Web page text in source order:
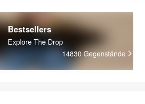
Bestsellers
Explore The Drop
14830 Gegenstände